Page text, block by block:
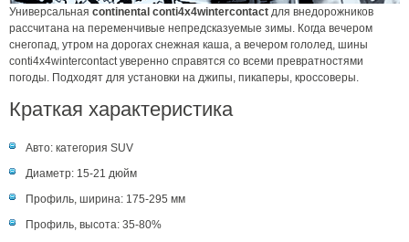
Универсальная continental conti4x4wintercontact для внедорожников
рассчитана на переменчивые непредсказуемые зимы. Когда вечером
снегопад, утром на дорогах снежная каша, а вечером гололед, шины
conti4x4wintercontact уверенно справятся со всеми превратностями
погоды. Подходят для установки на джипы, пикаперы, кроссоверы.
Краткая характеристика
Авто: категория SUV
Диаметр: 15-21 дюйм
Профиль, ширина: 175-295 мм
Профиль, высота: 35-80%